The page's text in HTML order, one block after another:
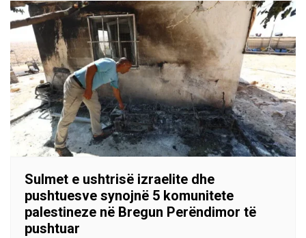
Sulmet e ushtrisë izraelite dhe
pushtuesve synojnë 5 komunitete
palestineze në Bregun Perëndimor të
pushtuar